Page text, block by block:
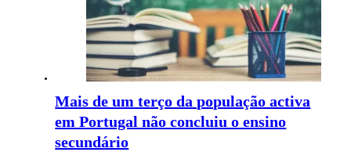
Mais de um terço da população activa
em Portugal não concluiu o ensino
secundário